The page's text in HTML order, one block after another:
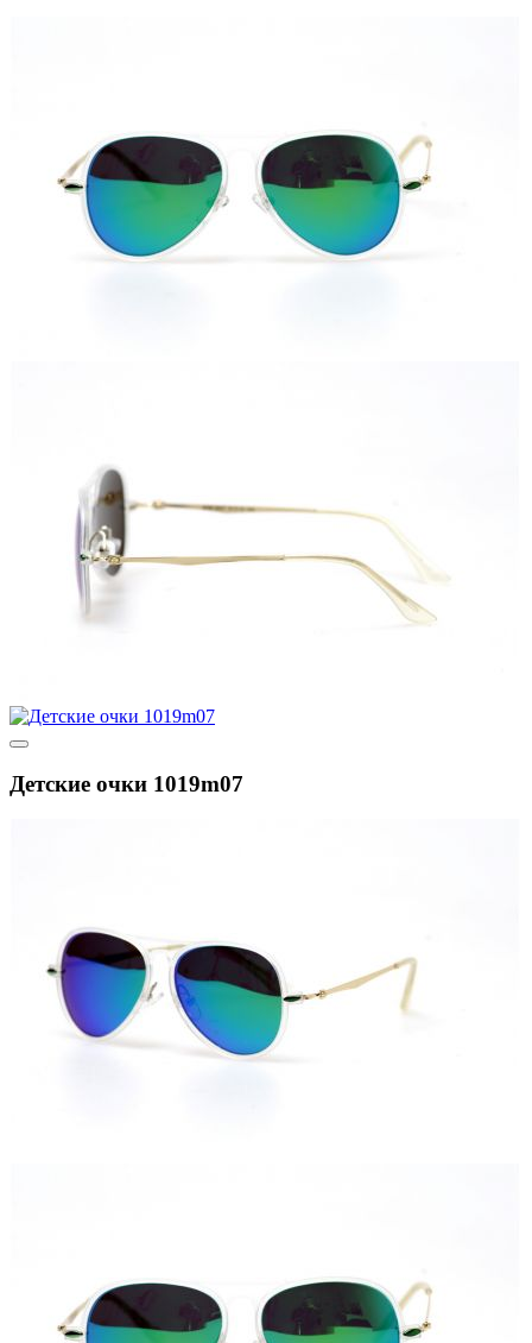
Детские очки 1019m07